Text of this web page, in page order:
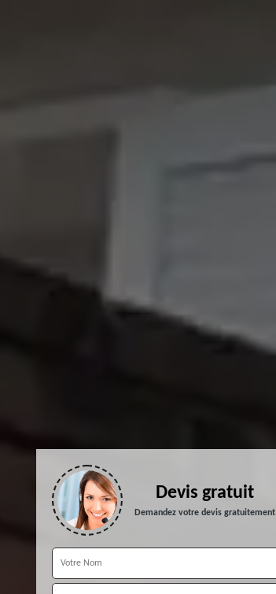
Devis gratuit
Demandez votre devis gratuitement